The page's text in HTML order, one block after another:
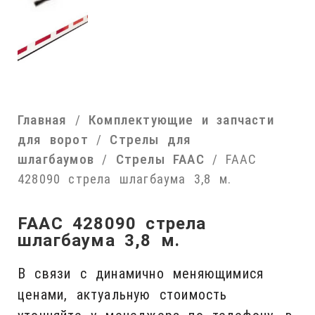
Главная / Комплектующие и запчасти
для ворот / Стрелы для
шлагбаумов / Стрелы FAAC / FAAC
428090 стрела шлагбаума 3,8 м.
FAAC 428090 стрела
шлагбаума 3,8 м.
В связи с динамично меняющимися
ценами, актуальную стоимость